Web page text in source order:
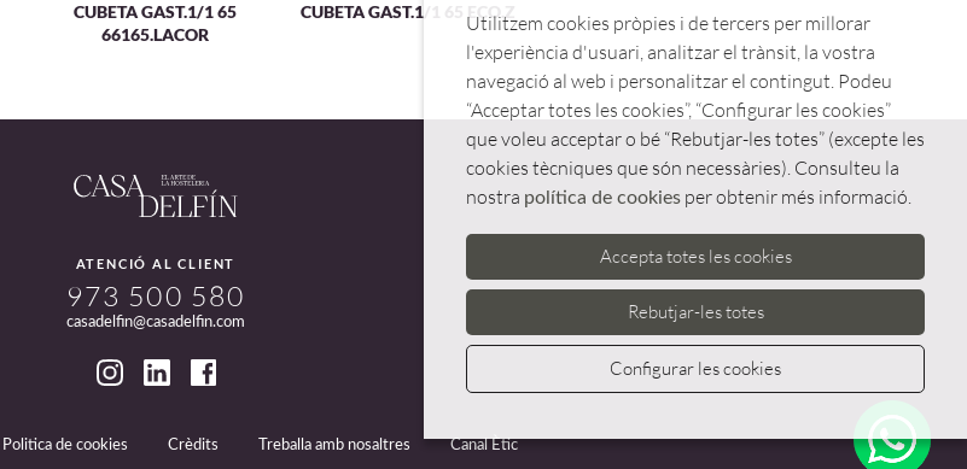
CUBETA GAST.1/1 65
66165.LACOR
CUBETA GAST.1/1 65 ECO.Z
ATENCIÓ AL CLIENT
973 500 580
casadelfin@casadelfin.com
Politica de cookies Crèdits Treballa amb nosaltres Canal Ètic
Utilitzem cookies pròpies i de tercers per millorar
l'experiència d'usuari, analitzar el trànsit, la vostra
navegació al web i personalitzar el contingut. Podeu
“Acceptar totes les cookies”, “Configurar les cookies”
que voleu acceptar o bé “Rebutjar-les totes” (excepte les
cookies tècniques que són necessàries). Consulteu la
nostra política de cookies per obtenir més informació.
Accepta totes les cookies
Rebutjar-les totes
Configurar les cookies